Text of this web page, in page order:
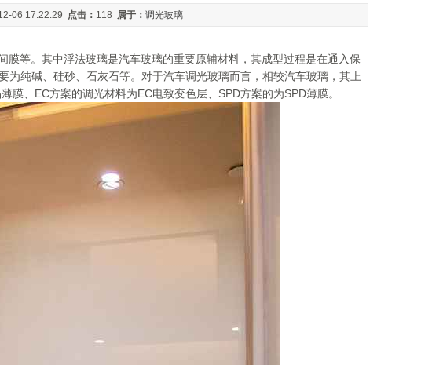
06 17:22:29 点击： 118 属于： 调光玻璃
等。其中浮法玻璃是汽车玻璃的重要原辅材料，其成型过程是在通入保
纯碱、硅砂、石灰石等。对于汽车调光玻璃而言，相较汽车玻璃，其上
、EC方案的调光材料为EC电致变色层、SPD方案的为SPD薄膜。